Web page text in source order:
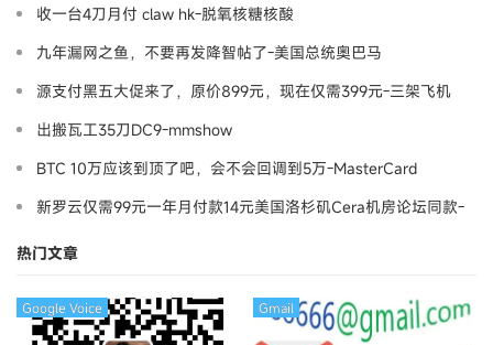
收一台4刀月付 claw hk-脱氧核糖核酸
九年漏网之鱼，不要再发降智帖了-美国总统奥巴马
源支付黑五大促来了，原价899元，现在仅需399元-三架飞机
出搬瓦工35刀DC9-mmshow
BTC 10万应该到顶了吧，会不会回调到5万-MasterCard
新罗云仅需99元一年月付款14元美国洛杉矶Cera机房论坛同款-
热门文章
Google Voice Gmail